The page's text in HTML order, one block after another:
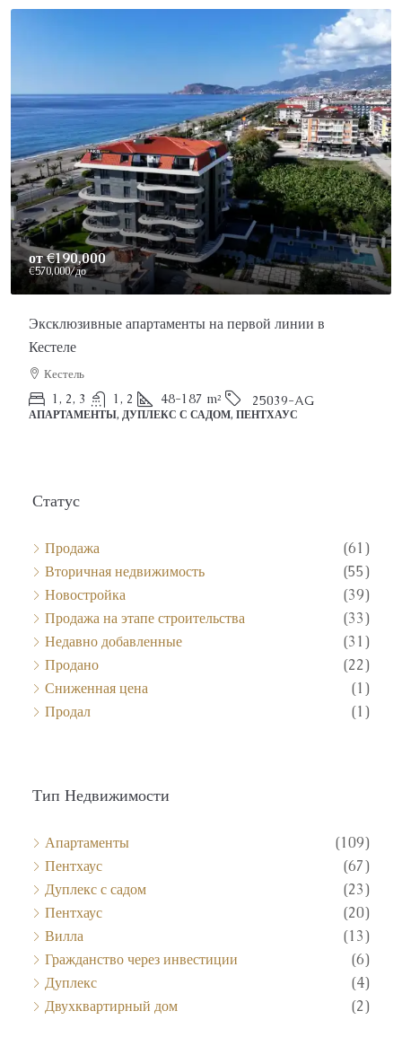
Price On Request
Роскошный пентхаус в Аланье на продажу
Аланья, Каргыджак
2
ПЕНТХАУС
Вторичная недвижимость
(55)
Новостройка
(39)
Продажа на этапе строительства
(33)
Недавно добавленные
(31)
Продано
(22)
Сниженная цена
(1)
Продал
(1)
Пентхаус
(67)
Дуплекс с садом
(23)
Пентхаус
(20)
Вилла
(13)
Гражданство через инвестиции
(6)
Дуплекс
(4)
Двухквартирный дом
(2)